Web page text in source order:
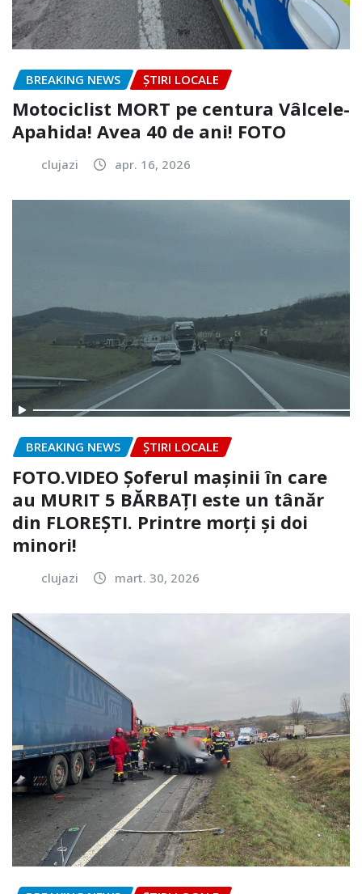
BREAKING NEWS ȘTIRI LOCALE
Motociclist MORT pe centura Vâlcele-
Apahida! Avea 40 de ani! FOTO
clujazi apr. 16, 2026
BREAKING NEWS ȘTIRI LOCALE
FOTO.VIDEO Șoferul mașinii în care
au MURIT 5 BĂRBAȚI este un tânăr
din FLOREȘTI. Printre morți și doi
minori!
clujazi mart. 30, 2026